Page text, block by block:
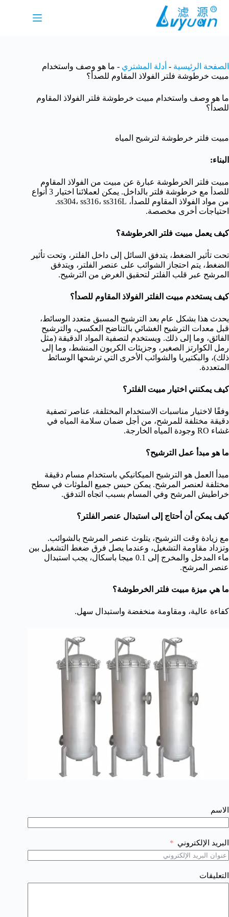
التجاوز
المحتوى
الصفحة الرئيسية - أدلة المشتري - ما هو وصف واستخدام
مبيت خرطوشة فلتر الفولاذ المقاوم للصدأ؟
ما هو وصف واستخدام مبيت خرطوشة فلتر الفولاذ المقاوم
للصدأ؟
مبيت فلتر خرطوشة لترشيح المياه
البناء:
مبيت فلتر الخرطوشة عبارة عن مبيت من الفولاذ المقاوم
للصدأ مع خرطوشة فلتر بالداخل. يمكن لعملائنا اختيار 3 أنواع
من مواد الفولاذ المقاوم للصدأ، ss304، ss316، ss316L.
احتياجات أخرى مخصصة.
كيف يعمل مبيت فلتر الخرطوشة؟
تحت تأثير الضغط، يتدفق السائل إلى داخل الفلتر، وتحت تأثير
الضغط، يتم احتجاز الشوائب على عنصر الفلتر، ويتدفق
المرشح عبر قلب الفلتر لتحقيق الغرض من الترشيح.
كيف يستخدم مبيت الفلتر الفولاذ المقاوم للصدأ؟
يحدث هذا بشكل عام بعد الترشيح المسبق متعدد الوسائط،
قبل معدات الترشيح الغشائي بالتناضح العكسي، والترشيح
الفائق، وما إلى ذلك. ويستخدم لتصفية المواد الدقيقة (مثل
رمل الكوارتز الصغير، وجزيئات الكربون المنشط، وما إلى
ذلك)، والبكتيريا والشوائب الأخرى التي ترشحها الوسائط
المتعددة.
كيف يمكنني اختيار مبيت الفلتر؟
وفقًا لاختيار مناسبات الاستخدام المختلفة، عناصر تصفية
دقيقة مختلفة للمرشح، من أجل ضمان سلامة المياه في
غشاء RO وجودة المياه الخارجة.
ما هو مبدأ عمل الترشيح؟
مبدأ العمل هو الترشيح الميكانيكي باستخدام مسام دقيقة
مختلفة لعنصر المرشح. يمكن حبس جميع الملوثات في سطح
خراطيش المرشح وفي المسام بسبب اتجاه التدفق.
كيف يمكن أن أحتاج إلى استبدال عنصر الفلتر؟
مع زيادة وقت الترشيح، يتلوث عنصر المرشح بالشوائب.
وتزداد مقاومة التشغيل، وعندما يصل فرق ضغط التشغيل بين
ماء المدخل والمخرج إلى 0.1 ميجا باسكال، يجب استبدال
عنصر المرشح.
ما هي ميزة مبيت فلتر الخرطوشة؟
كفاءة عالية، ومقاومة منخفضة واستبدال سهل.
الاسم
البريد الإلكتروني
التعليقات